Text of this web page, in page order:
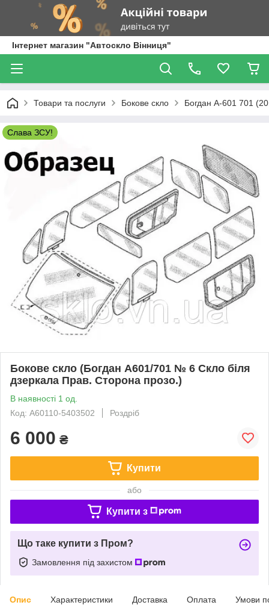
Інтернет магазин "Автоскло Вінниця"
Товари та послуги Бокове скло Богдан А-601 701
Слава ЗСУ!
Бокове скло (Богдан А601/701 № 6 Скло біля
дзеркала Прав. Сторона прозо.)
В наявності 1 од.
Код: А60110-5403502
Роздріб
6 000 ₴
Купити
або
Купити з
Що таке купити з Пром?
Замовлення під захистом
Опис Характеристики Доставка Оплата Умови